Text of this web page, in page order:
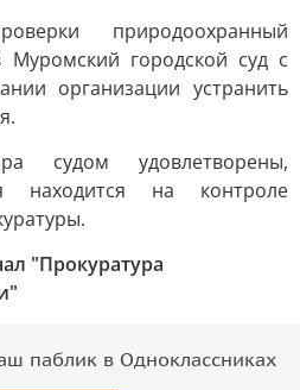
природоохранный
Муромский городской суд с
организации устранить
судом удовлетворены,
находится на контроле
"Прокуратура
паблик в Одноклассниках